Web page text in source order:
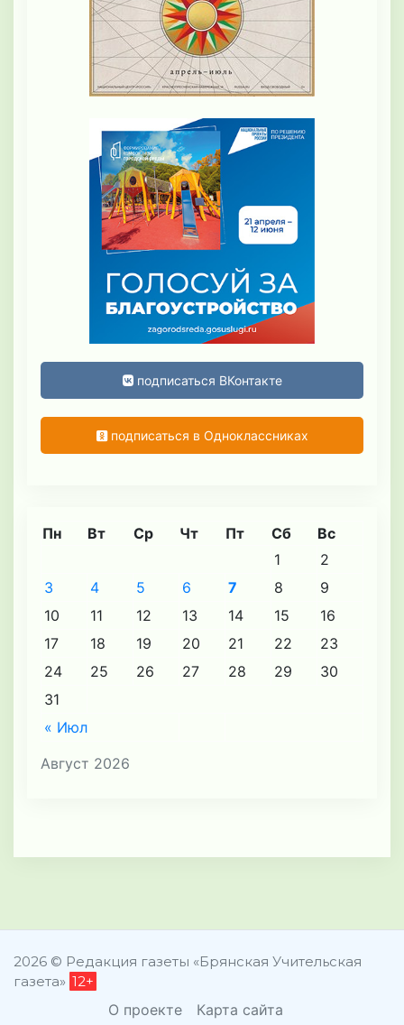
подписаться ВКонтакте
подписаться в Одноклассниках
Август 2026
Пн Вт Ср Чт Пт Сб Вс
« Июл
1
2
3
4 5 6 7 8
9
10
11 12 13 14 15
16
17
18 19 20 21 22
23
24
25 26 27 28 29
30
31
2026 © Редакция газеты «Брянская Учительская
газета» 12+
О проекте Карта сайта